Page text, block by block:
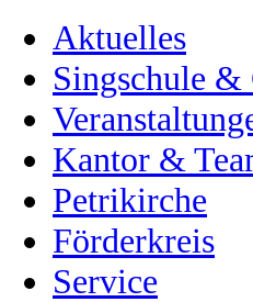
Aktuelles
Singschule &
Kantor &
Petrikirche
Förderkreis
Service